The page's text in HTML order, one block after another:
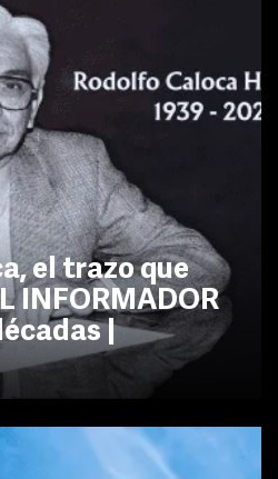
el trazo que
INFORMADOR
|